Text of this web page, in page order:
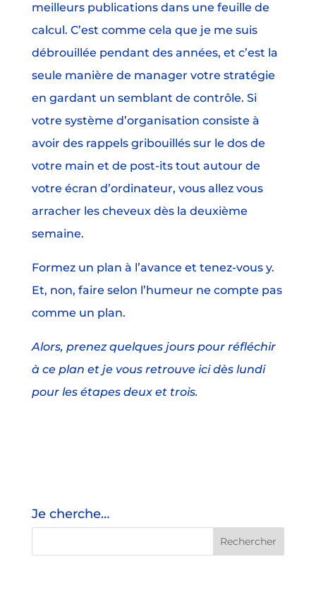
meilleurs publications dans une feuille de
calcul. C’est comme cela que je me suis
débrouillée pendant des années, et c’est la
seule manière de manager votre stratégie
en gardant un semblant de contrôle. Si
votre système d’organisation consiste à
avoir des rappels gribouillés sur le dos de
votre main et de post-its tout autour de
votre écran d’ordinateur, vous allez vous
arracher les cheveux dès la deuxième
semaine.
Formez un plan à l’avance et tenez-vous y.
Et, non, faire selon l’humeur ne compte pas
comme un plan.
Alors, prenez quelques jours pour réfléchir
à ce plan et je vous retrouve ici dès lundi
pour les étapes deux et trois.
Je cherche…